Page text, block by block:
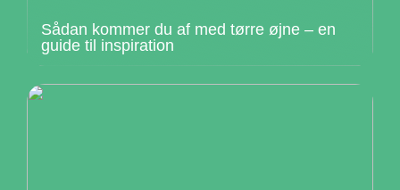
Sådan kommer du af med tørre øjne – en
guide til inspiration